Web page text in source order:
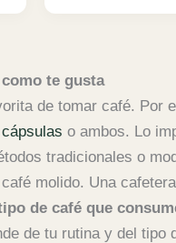
te gusta
de tomar café.
cápsulas o ambos. Lo
tradicionales o
molido. Una
de café que
de tu rutina y del tipo